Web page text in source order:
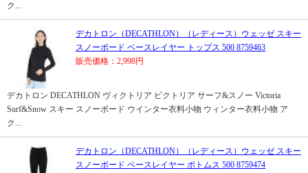
ク...
デカトロン（DECATHLON）（レディース）ウェッゼ スキー
スノーボード ベースレイヤー トップス 500 8759463
販売価格：2,998円
デカトロン DECATHLON ヴィクトリア ビクトリア サーフ&スノー Victoria
Surf&Snow スキー スノーボード ウインター衣料小物 ウィンター衣料小物 ア
ク...
デカトロン（DECATHLON）（レディース）ウェッゼ スキー
スノーボード ベースレイヤー ボトムス 500 8759474